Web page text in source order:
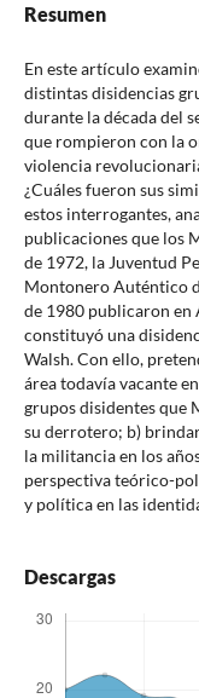
Resumen
En este artículo
distintas disidencias
durante la década del
que rompieron con la
violencia
¿Cuáles fueron sus
estos interrogantes,
publicaciones que los
de 1972, la Juventud
Montonero Auténtico
de 1980 publicaron en
constituyó una
Walsh. Con ello,
área todavía vacante
grupos disidentes que
su derrotero; b)
la militancia en los
perspectiva teórico-
y política en las
Descargas